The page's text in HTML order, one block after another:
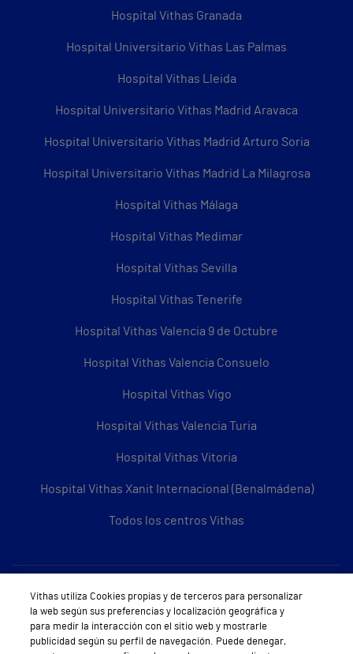
Hospital Vithas Granada
Hospital Universitario Vithas Las Palmas
Hospital Vithas Lleida
Hospital Universitario Vithas Madrid Aravaca
Hospital Universitario Vithas Madrid Arturo Soria
Hospital Universitario Vithas Madrid La Milagrosa
Hospital Vithas Málaga
Hospital Vithas Medimar
Hospital Vithas Sevilla
Hospital Vithas Tenerife
Hospital Vithas Valencia 9 de Octubre
Hospital Vithas Valencia Consuelo
Hospital Vithas Vigo
Hospital Vithas Valencia Turia
Hospital Vithas Vitoria
Hospital Vithas Xanit Internacional (Benalmádena)
Todos los centros Vithas
Sobre Vithas
Quiénes somos
Trabajar en Vithas
Vithas utiliza Cookies propias y de terceros para personalizar
la web según sus preferencias y localización geográfica y
para medir la interacción con el sitio web y mostrarle
publicidad según su perfil de navegación. Puede denegar,